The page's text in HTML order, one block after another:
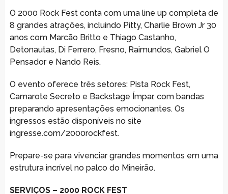
O 2000 Rock Fest conta com uma line up completa de
8 grandes atrações, incluindo Pitty, Charlie Brown Jr 30
anos com Marcão Britto e Thiago Castanho,
Detonautas, Di Ferrero, Fresno, Raimundos, Gabriel O
Pensador e Nando Reis.
O evento oferece três setores: Pista Rock Fest,
Camarote Secreto e Backstage Ímpar, com bandas
preparando apresentações emocionantes. Os
ingressos estão disponíveis no site
ingresse.com/2000rockfest.
Prepare-se para vivenciar grandes momentos em uma
estrutura incrível no palco do Mineirão.
SERVIÇOS – 2000 ROCK FEST